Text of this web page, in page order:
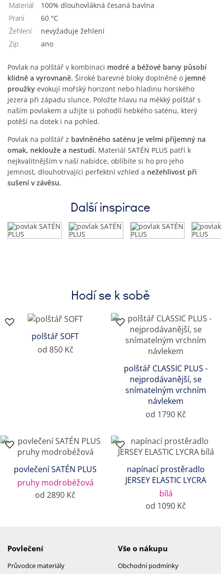
Materiál
100% dlouhovlákná česaná bavlna
Praní
60 °C
Žehlení
Nevyžaduje žehlení
Zip
Ano
Povlak na polštář v kombinaci modré a béžové barvy působí
klidně a vyrovnaně. Široké barevné bloky doplněné o jemné
proužky evokují mořský horizont nebo hladinu horského
jezera při západu slunce. Položte hlavu na měkký polštář s
naším povlakem a užijte si pohodlí hebkého saténu, který
potěší na dotek i na pohled.
Povlak na polštář z bavlněného saténu je velmi příjemný na
omak, neklouže a nestudí. Materiál SATÉN PLUS patří k
nejkvalitnějším v naší nabídce, oblíbíte si ho pro jeho
jemnost, dlouhotrvající perfektní vzhled a nežehlivost při
sušení v závěsu.
Další inspirace
Hodí se k sobě
polštář SOFT
od 850 Kč
polštář CLASSIC PLUS -
nejprodávanější, se
snímatelným vrchním
návlekem
od 1790 Kč
povlečení SATÉN PLUS
pruhy modrobéžová
od 2890 Kč
napínací prostěradlo
JERSEY ELASTIC LYCRA
bílá
od 1090 Kč
Povlečení
Průvodce materiály
Vše o nákupu
Obchodní podmínky